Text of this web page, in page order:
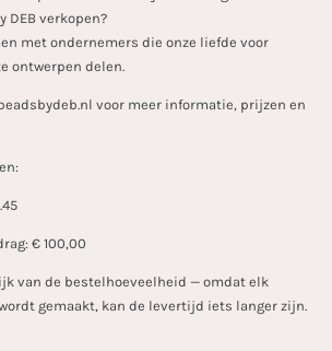
DEB verkopen?
met ondernemers die onze liefde voor
ontwerpen delen.
voor meer informatie, prijzen en
€ 100,00
van de bestelhoeveelheid — omdat elk
gemaakt, kan de levertijd iets langer zijn.